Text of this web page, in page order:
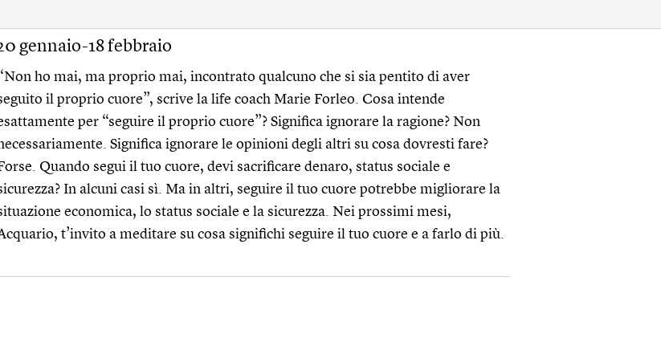
gennaio-18 febbraio
ho mai, ma proprio mai, incontrato qualcuno che si sia pentito di aver
il proprio cuore”, scrive la life coach Marie Forleo. Cosa intende
per “seguire il proprio cuore”? Significa ignorare la ragione? Non
Significa ignorare le opinioni degli altri su cosa dovresti fare?
Quando segui il tuo cuore, devi sacrificare denaro, status sociale e
In alcuni casi sì. Ma in altri, seguire il tuo cuore potrebbe migliorare la
economica, lo status sociale e la sicurezza. Nei prossimi mesi,
t’invito a meditare su cosa significhi seguire il tuo cuore e a farlo di più.